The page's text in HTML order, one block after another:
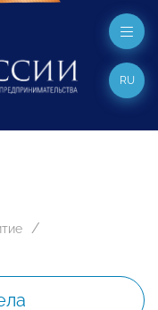
RU